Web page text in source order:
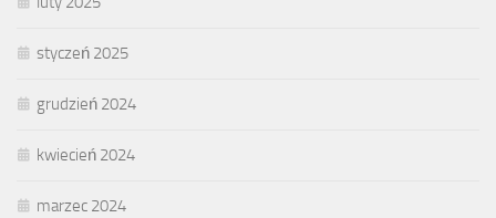
styczeń 2025
grudzień 2024
kwiecień 2024
marzec 2024